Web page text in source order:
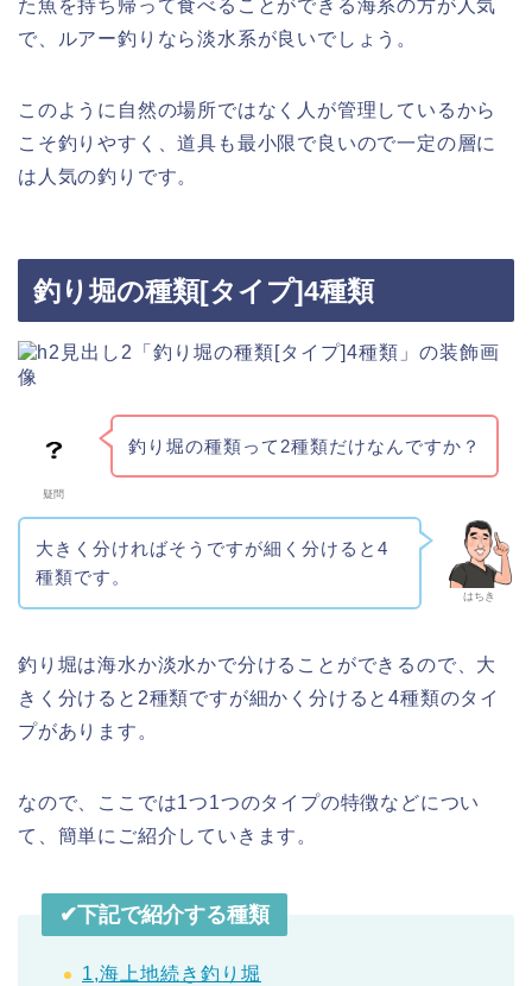
た魚を持ち帰って食べることができる海系の方が人気
で、ルアー釣りなら淡水系が良いでしょう。
このように自然の場所ではなく人が管理しているから
こそ釣りやすく、道具も最小限で良いので一定の層に
は人気の釣りです。
釣り堀の種類[タイプ]4種類
疑問
釣り堀の種類って2種類だけなんですか？
はちき
大きく分ければそうですが細く分けると4
種類です。
釣り堀は海水か淡水かで分けることができるので、大
きく分けると2種類ですが細かく分けると4種類のタイ
プがあります。
なので、ここでは1つ1つのタイプの特徴などについ
て、簡単にご紹介していきます。
✔︎下記で紹介する種類
1,海上地続き釣り堀